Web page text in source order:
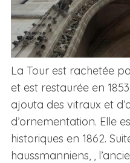
La Tour est rachetée
et est restaurée en
ajouta des vitraux et
d’ornementation. Elle
historiques en 1862.
haussmanniens, ,